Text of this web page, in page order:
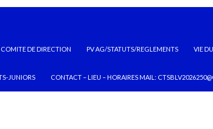
DE DIRECTION PV AG/STATUTS/REGLEMENTS VIE
JUNIORS CONTACT – LIEU – HORAIRES MAIL: